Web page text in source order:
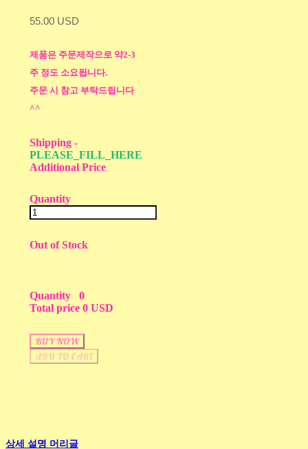
55.00 USD
제품은 주문제작으로 약2-3
주 정도 소요됩니다.
주문 시 참고 부탁드립니다
^^
Shipping -
PLEASE_FILL_HERE
Additional Price
Quantity
Out of Stock
Quantity
0
Total price 0 USD
BUY NOW
ADD TO CART
상세 설명 머리글